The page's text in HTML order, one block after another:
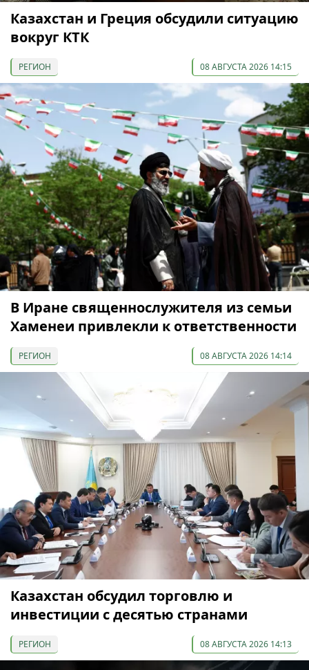
Казахстан и Греция обсудили ситуацию
вокруг КТК
РЕГИОН 08 АВГУСТА 2026 14:15
В Иране священнослужителя из семьи
Хаменеи привлекли к ответственности
РЕГИОН 08 АВГУСТА 2026 14:14
Казахстан обсудил торговлю и
инвестиции с десятью странами
РЕГИОН 08 АВГУСТА 2026 14:13